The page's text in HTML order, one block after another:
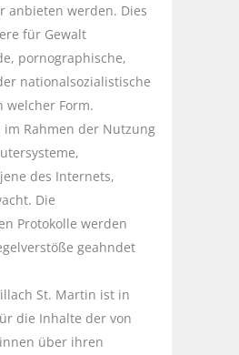
anbieten werden. Dies
für Gewalt
pornographische,
nationalsozialistische
welcher Form.
im Rahmen der Nutzung
des Internets,
Die
Protokolle werden
geahndet
St. Martin ist in
die Inhalte der von
über ihren